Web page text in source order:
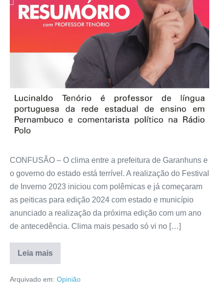
CONFUSÃO – O clima entre a prefeitura de Garanhuns e
o governo do estado está terrível. A realização do Festival
de Inverno 2023 iniciou com polêmicas e já começaram
as peiticas para edição 2024 com estado e município
anunciado a realização da próxima edição com um ano
de antecedência. Clima mais pesado só vi no […]
Leia mais
Arquivado em: Opinião